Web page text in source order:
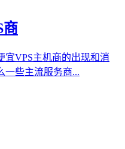
商
宜VPS主机商的出现和消
一些主流服务商...